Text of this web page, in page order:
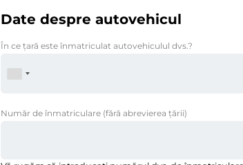
Date despre autovehicul
În ce ţară este înmatriculat autovehiculul dvs.?
Număr de înmatriculare (fără abrevierea ţării)